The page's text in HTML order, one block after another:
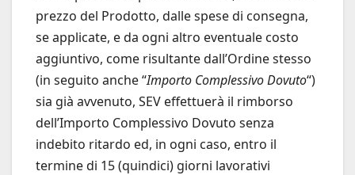
prezzo del Prodotto, dalle spese di consegna,
se applicate, e da ogni altro eventuale costo
aggiuntivo, come risultante dall’Ordine stesso
(in seguito anche “Importo Complessivo Dovuto“)
sia già avvenuto, SEV effettuerà il rimborso
dell’Importo Complessivo Dovuto senza
indebito ritardo ed, in ogni caso, entro il
termine di 15 (quindici) giorni lavorativi